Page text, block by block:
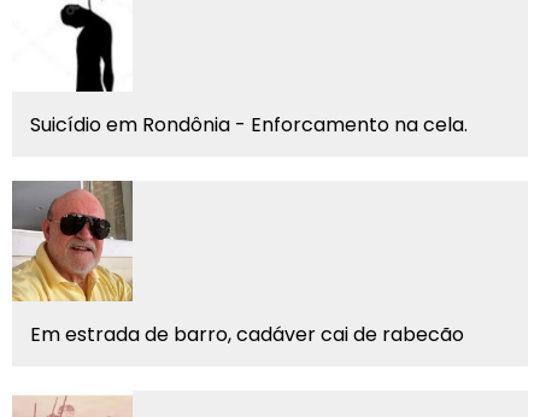
Suicídio em Rondônia - Enforcamento na cela.
Em estrada de barro, cadáver cai de rabecão